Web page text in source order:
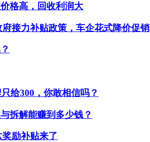
格高，回收利润大
接力补贴政策，车企花式降价促销
给300，你敢相信吗？
拆解能赚到多少钱？
励补贴来了